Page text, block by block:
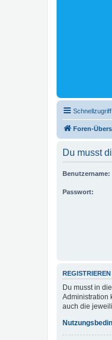
Schnellzugriff
Foren-
Du musst
Benutzername:
Passwort:
REGISTRIEREN
Du musst in
Administration
auch die